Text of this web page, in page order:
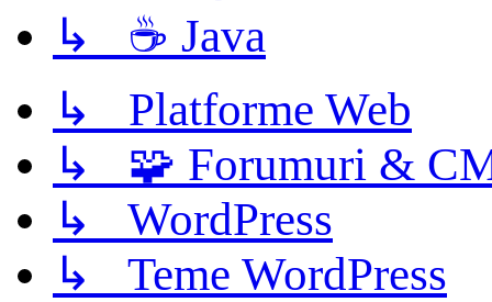
↳ ☕ Java
↳ Platforme Web
↳ 🧩 Forumuri &
↳ WordPress
↳ Teme WordPress